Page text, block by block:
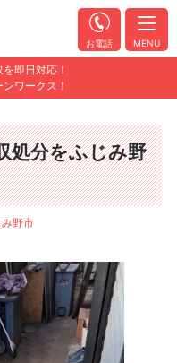
即日対応！
ワークス！
お電話 MENU
処分をふじみ野
野市